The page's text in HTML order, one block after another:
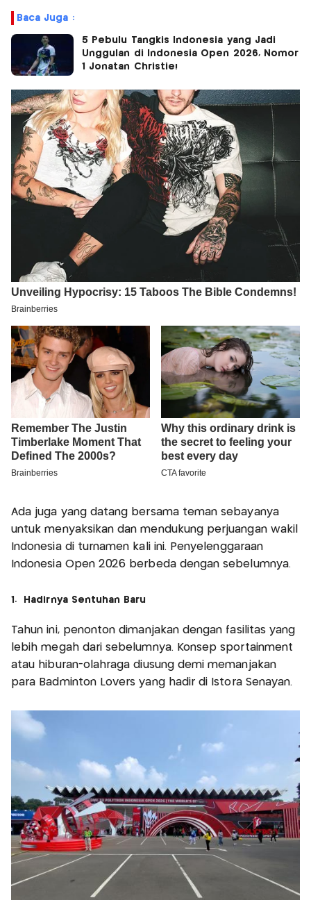
Baca Juga :
5 Pebulu Tangkis Indonesia yang Jadi
Unggulan di Indonesia Open 2026, Nomor
1 Jonatan Christie!
Ada juga yang datang bersama teman sebayanya
untuk menyaksikan dan mendukung perjuangan wakil
Indonesia di turnamen kali ini. Penyelenggaraan
Indonesia Open 2026 berbeda dengan sebelumnya.
1. Hadirnya Sentuhan Baru
Tahun ini, penonton dimanjakan dengan fasilitas yang
lebih megah dari sebelumnya. Konsep sportainment
atau hiburan-olahraga diusung demi memanjakan
para Badminton Lovers yang hadir di Istora Senayan.